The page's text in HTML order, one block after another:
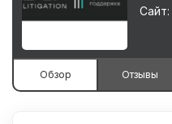
Сайт:
Обзор Отзывы